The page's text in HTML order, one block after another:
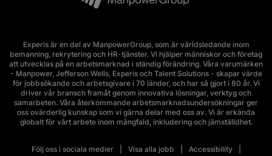
Experis är en del av ManpowerGroup, som är världsledande inom
bemanning, rekrytering och HR-tjänster. Vi hjälper människor och företag
att utvecklas på en arbetsmarknad i ständig förändring. Våra varumärken
- Manpower, Jefferson Wells, Experis och Talent Solutions - skapar värde
för jobbsökande och arbetsgivare i 70 länder, och har så gjort i 80 år. Vi
driver vår bransch framåt genom innovativa lösningar, verktyg och
samarbeten. Våra återkommande arbetsmarknadsundersökningar ger
oss ovärderlig kunskap som vi gärna delar med oss av. Vi är erkända
globalt för vårt arbete inom mångfald, inkludering och jämställdhet.
Följ oss i sociala medier Visa alla jobb
Accessibility